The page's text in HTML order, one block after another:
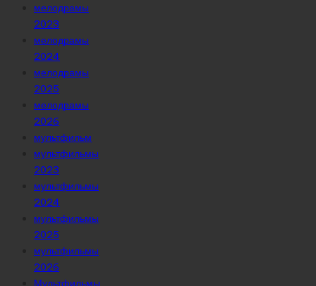
мелодрамы
2023
мелодрамы
2024
мелодрамы
2025
мелодрамы
2026
мультфильм
мультфильмы
2023
мультфильмы
2024
мультфильмы
2025
мультфильмы
2026
Мультфильмы